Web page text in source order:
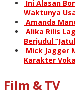
Ini Alasan
Waktunya
Amanda
Alika Rilis
Berjudul
Mick Jagger
Karakter
Film & TV